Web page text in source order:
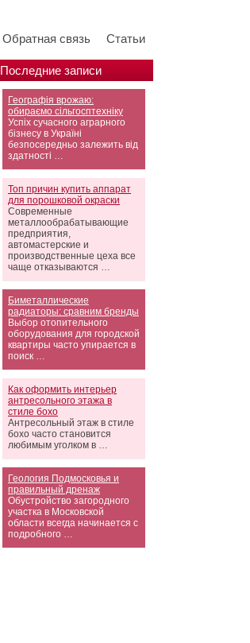
Обратная связь Статьи
Последние записи
Географія врожаю:
обираємо сільгосптехніку
Успіх сучасного аграрного
бізнесу в Україні
безпосередньо залежить від
здатності …
Топ причин купить аппарат
для порошковой окраски
Современные
металлообрабатывающие
предприятия,
автомастерские и
производственные цеха все
чаще отказываются …
Биметаллические
радиаторы: сравним бренды
Выбор отопительного
оборудования для городской
квартиры часто упирается в
поиск …
Как оформить интерьер
антресольного этажа в
стиле бохо
Антресольный этаж в стиле
бохо часто становится
любимым уголком в …
Геология Подмосковья и
правильный дренаж
Обустройство загородного
участка в Московской
области всегда начинается с
подробного …